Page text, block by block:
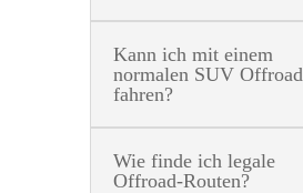
Kann ich mit einem
normalen SUV Offroad
fahren?
Wie finde ich legale
Offroad-Routen?